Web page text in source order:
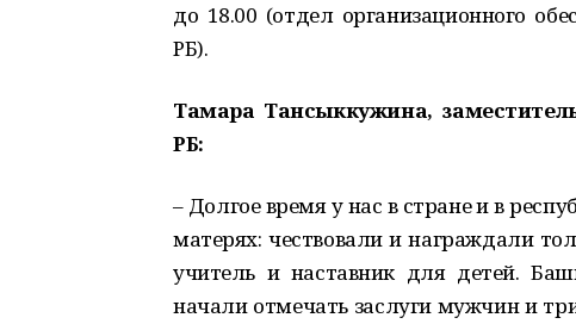
до 18.00 (отдел организационного
РБ).
Тамара Тансыккужина,
РБ:
– Долгое время у нас в стране и в
матерях: чествовали и награждали
учитель и наставник для детей.
начали отмечать заслуги мужчин и